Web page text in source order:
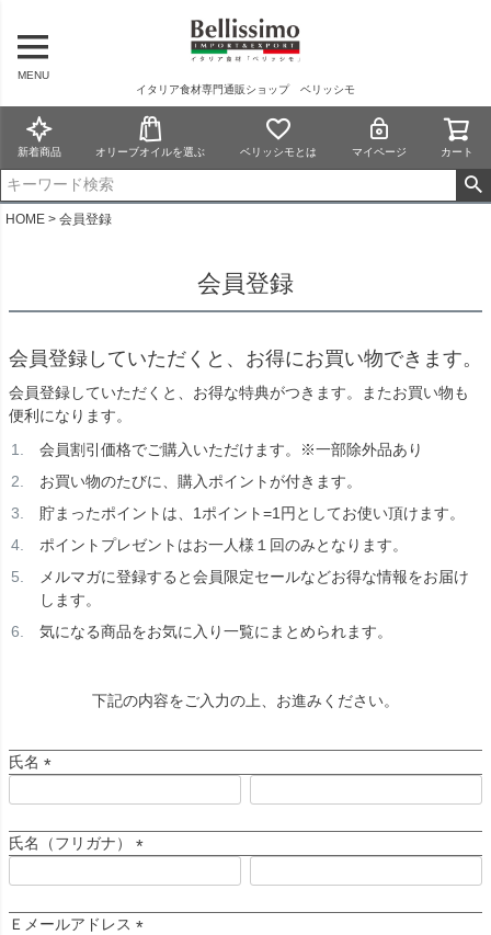
MENU
イタリア食材専門通販ショップ ベリッシモ
新着商品 オリーブオイルを選ぶ ベリッシモとは マイページ カート
HOME 会員登録
会員登録
会員登録していただくと、お得にお買い物できます。
会員登録していただくと、お得な特典がつきます。またお買い物も
便利になります。
会員割引価格でご購入いただけます。※一部除外品あり
お買い物のたびに、購入ポイントが付きます。
貯まったポイントは、1ポイント=1円としてお使い頂けます。
ポイントプレゼントはお一人様１回のみとなります。
メルマガに登録すると会員限定セールなどお得な情報をお届け
します。
気になる商品をお気に入り一覧にまとめられます。
下記の内容をご入力の上、お進みください。
氏名
須
)
氏名（フリガナ）
須
Ｅメールアドレス